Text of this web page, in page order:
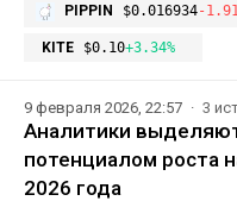
PIPPIN $0.016934-
KITE $0.10+3.34%
9 февраля 2026, 22:57 3
Аналитики
потенциалом роста
2026 года